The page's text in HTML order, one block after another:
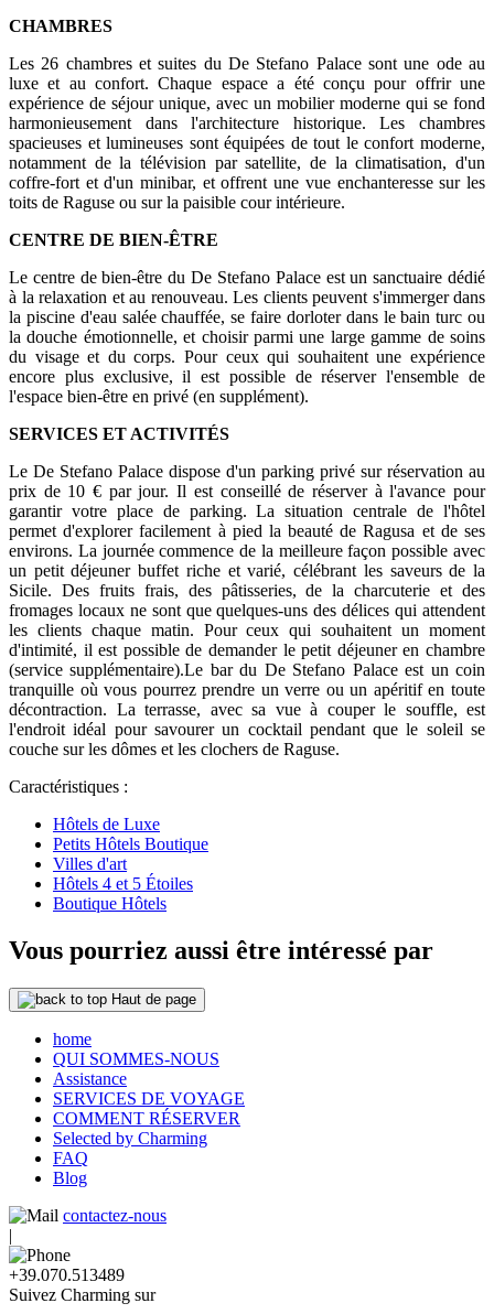
CHAMBRES
Les 26 chambres et suites du De Stefano Palace sont une ode au
luxe et au confort. Chaque espace a été conçu pour offrir une
expérience de séjour unique, avec un mobilier moderne qui se fond
harmonieusement dans l'architecture historique. Les chambres
spacieuses et lumineuses sont équipées de tout le confort moderne,
notamment de la télévision par satellite, de la climatisation, d'un
coffre-fort et d'un minibar, et offrent une vue enchanteresse sur les
toits de Raguse ou sur la paisible cour intérieure.
CENTRE DE BIEN-ÊTRE
Le centre de bien-être du De Stefano Palace est un sanctuaire dédié
à la relaxation et au renouveau. Les clients peuvent s'immerger dans
la piscine d'eau salée chauffée, se faire dorloter dans le bain turc ou
la douche émotionnelle, et choisir parmi une large gamme de soins
du visage et du corps. Pour ceux qui souhaitent une expérience
encore plus exclusive, il est possible de réserver l'ensemble de
l'espace bien-être en privé (en supplément).
SERVICES ET ACTIVITÉS
Le De Stefano Palace dispose d'un parking privé sur réservation au
prix de 10 € par jour. Il est conseillé de réserver à l'avance pour
garantir votre place de parking. La situation centrale de l'hôtel
permet d'explorer facilement à pied la beauté de Ragusa et de ses
environs. La journée commence de la meilleure façon possible avec
un petit déjeuner buffet riche et varié, célébrant les saveurs de la
Sicile. Des fruits frais, des pâtisseries, de la charcuterie et des
fromages locaux ne sont que quelques-uns des délices qui attendent
les clients chaque matin. Pour ceux qui souhaitent un moment
d'intimité, il est possible de demander le petit déjeuner en chambre
(service supplémentaire).Le bar du De Stefano Palace est un coin
tranquille où vous pourrez prendre un verre ou un apéritif en toute
décontraction. La terrasse, avec sa vue à couper le souffle, est
l'endroit idéal pour savourer un cocktail pendant que le soleil se
couche sur les dômes et les clochers de Raguse.
Caractéristiques :
Hôtels de Luxe
Petits Hôtels Boutique
Villes d'art
Hôtels 4 et 5 Étoiles
Boutique Hôtels
Vous pourriez aussi être intéressé par
Haut de page
home
QUI SOMMES-NOUS
Assistance
SERVICES DE VOYAGE
COMMENT RÉSERVER
Selected by Charming
FAQ
Blog
contactez-nous
|
+39.070.513489
Suivez Charming sur